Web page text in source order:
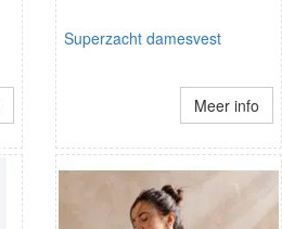
Superzacht damesvest
Meer info